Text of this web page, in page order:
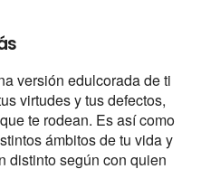
versión edulcorada de ti
virtudes y tus defectos,
te rodean. Es así como
ámbitos de tu vida y
distinto según con quien